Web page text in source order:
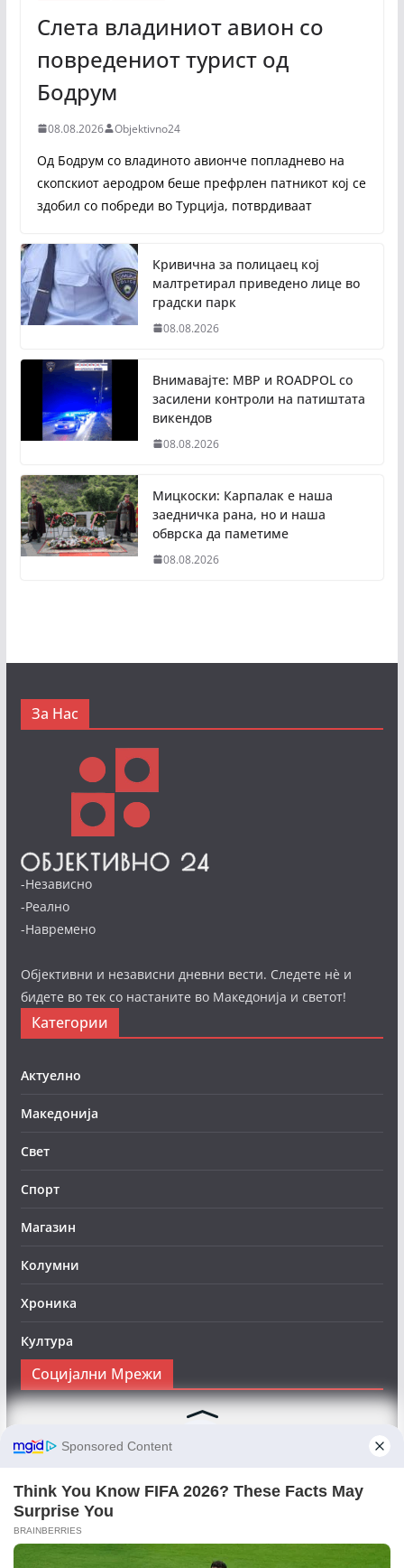
Слета владиниот авион со
повредениот турист од
Бодрум
08.08.2026 Objektivno24
Од Бодрум со владиното авионче попладнево на
скопскиот аеродром беше префрлен патникот кој се
здобил со побреди во Турција, потврдиваат
Кривична за полицаец кој
малтретирал приведено лице во
градски парк
08.08.2026
Внимавајте: МВР и ROADPOL со
засилени контроли на патиштата
викендов
08.08.2026
Мицкоски: Карпалак е наша
заедничка рана, но и наша
обврска да паметиме
08.08.2026
За Нас
-Независно
-Реално
-Навремено
Објективни и независни дневни вести. Следете нè и
бидете во тек со настаните во Македонија и светот!
Категории
Актуелно
Македонија
Свет
Спорт
Магазин
Колумни
Хроника
Култура
Социјални Мрежи
Следете нè на Фејсбук за да сте во тек со најновите